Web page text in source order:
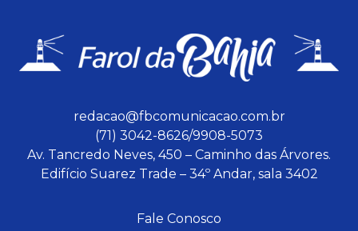
redacao@fbcomunicacao.com.br
(71) 3042-8626/9908-5073
Av. Tancredo Neves, 450 – Caminho das Árvores.
Edifício Suarez Trade – 34º Andar, sala 3402
Fale Conosco